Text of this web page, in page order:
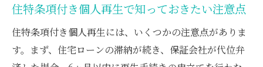
住特条項付き個人再生で知っておきたい注意点
住特条項付き個人再生には、いくつかの注意点がありま
す。まず、住宅ローンの滞納が続き、保証会社が代位弁